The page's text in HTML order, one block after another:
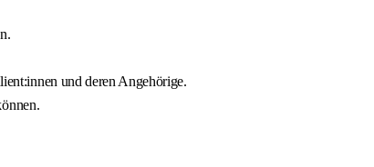
und deren Angehörige.